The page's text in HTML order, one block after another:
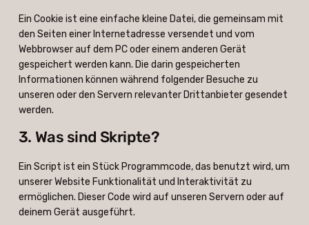
Ein Cookie ist eine einfache kleine Datei, die gemeinsam mit
den Seiten einer Internetadresse versendet und vom
Webbrowser auf dem PC oder einem anderen Gerät
gespeichert werden kann. Die darin gespeicherten
Informationen können während folgender Besuche zu
unseren oder den Servern relevanter Drittanbieter gesendet
werden.
3. Was sind Skripte?
Ein Script ist ein Stück Programmcode, das benutzt wird, um
unserer Website Funktionalität und Interaktivität zu
ermöglichen. Dieser Code wird auf unseren Servern oder auf
deinem Gerät ausgeführt.